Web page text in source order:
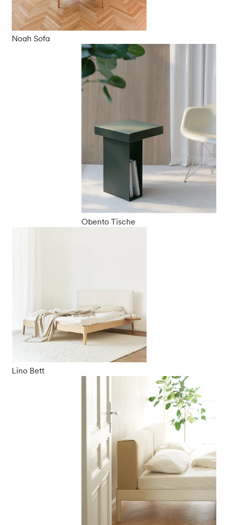
Noah Sofa
Obento Tische
Lino Bett